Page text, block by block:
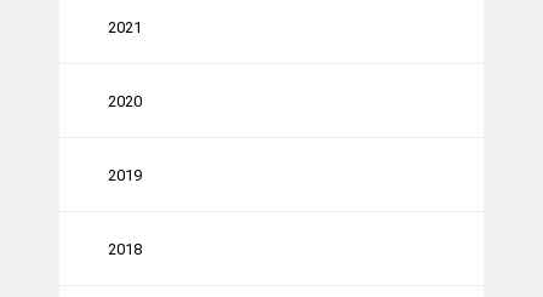
2021
2020
2019
2018